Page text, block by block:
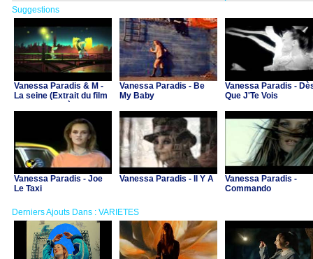
Suggestions
Vanessa Paradis & M -
La seine (Extrait du film
Vanessa Paradis - Be
My Baby
Vanessa Paradis -
Que J'Te Vois
Vanessa Paradis - Joe
Le Taxi
Vanessa Paradis - Il Y A
Vanessa Paradis -
Commando
Derniers Ajouts Dans : VARIETES